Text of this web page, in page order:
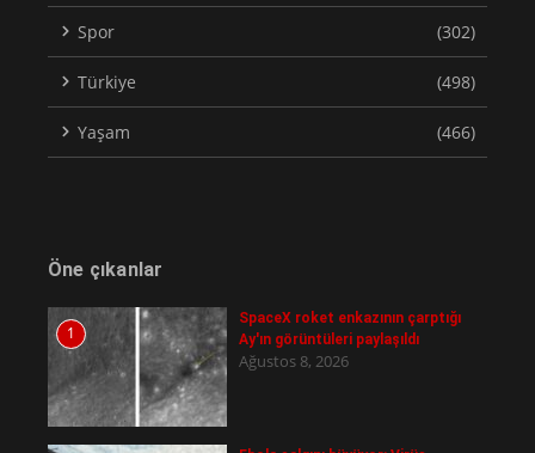
Spor (302)
Türkiye (498)
Yaşam (466)
Öne çıkanlar
1
SpaceX roket enkazının çarptığı
Ay'ın görüntüleri paylaşıldı
Ağustos 8, 2026